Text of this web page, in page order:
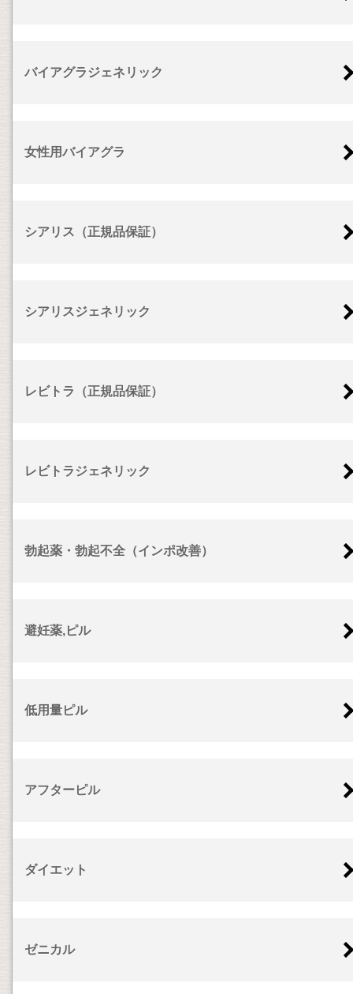
バイアグラジェネリック
女性用バイアグラ
シアリス（正規品保証）
シアリスジェネリック
レビトラ（正規品保証）
レビトラジェネリック
勃起薬・勃起不全（インポ改善）
避妊薬,ピル
低用量ピル
アフターピル
ダイエット
ゼニカル